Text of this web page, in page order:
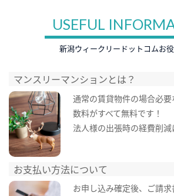
USEFUL
新潟ウィークリードットコムお
マンスリーマンションとは？
通常の賃貸物件の場合必
数料がすべて無料です！
法人様の出張時の経費削減
お支払い方法について
お申し込み確定後、ご請